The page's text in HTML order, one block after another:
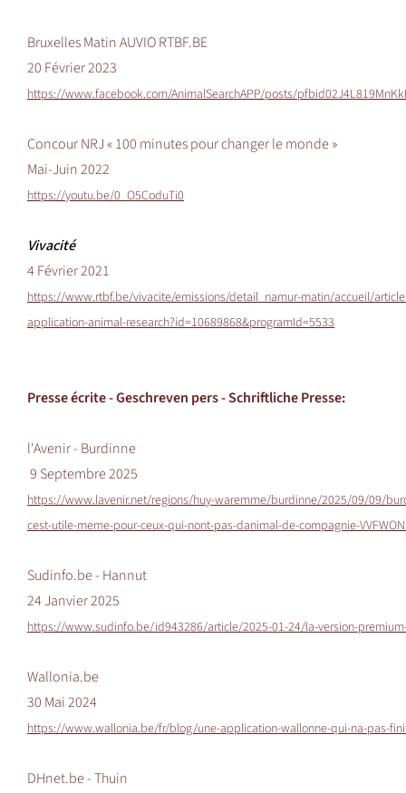
Bruxelles Matin AUVIO RTBF.BE
20 Février 2023
https://www.facebook.com/AnimalSearchAPP/posts/
Concour NRJ « 100 minutes pour changer le monde »
Mai-Juin 2022
https://youtu.be/0_O5CoduTi0
Vivacité
4 Février 2021
https://www.rtbf.be/vivacite/emissions/detail_namur-matin/accueil/
application-animal-research?id=10689868&programId=5533
Presse écrite -Geschreven pers - Schriftliche Presse:
l'Avenir - Burdinne
9 Septembre 2025
https://www.lavenir.net/regions/huy-waremme/burdinne/2025/09/09/
cest-utile-meme-pour-ceux-qui-nont-pas-danimal-de-compagnie-
Sudinfo.be - Hannut
24 Janvier 2025
https://www.sudinfo.be/id943286/article/2025-01-24/la-version-
Wallonia.be
30 Mai 2024
https://www.wallonia.be/fr/blog/une-application-wallonne-qui-na-pas-
DHnet.be - Thuin